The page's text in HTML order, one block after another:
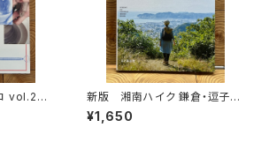
コ vol.2
新版 湘南ハイク 鎌倉・逗子・
葉山・横須賀・三浦の山と海歩き
¥1,650